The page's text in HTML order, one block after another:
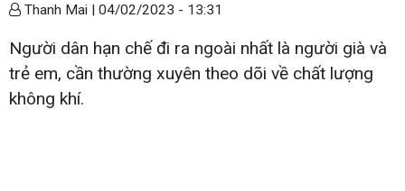
Thanh Mai | 04/02/2023 - 13:31
Người dân hạn chế đi ra ngoài nhất là người già và
trẻ em, cần thường xuyên theo dõi về chất lượng
không khí.